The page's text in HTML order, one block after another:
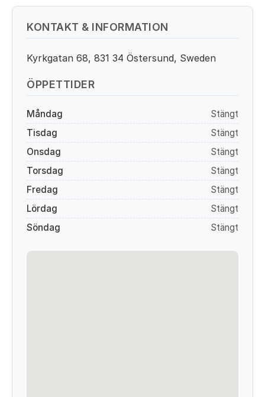
KONTAKT & INFORMATION
Kyrkgatan 68, 831 34 Östersund, Sweden
ÖPPETTIDER
Måndag
Stängt
Tisdag
Stängt
Onsdag
Stängt
Torsdag
Stängt
Fredag
Stängt
Lördag
Stängt
Söndag
Stängt